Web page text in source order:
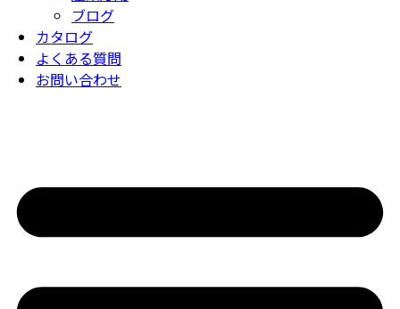
ブログ
カタログ
よくある質問
お問い合わせ